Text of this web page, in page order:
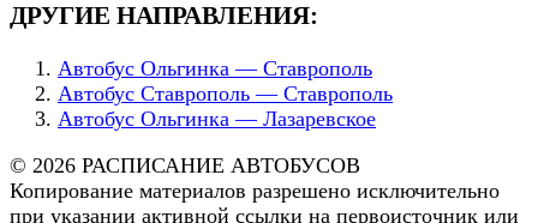
ДРУГИЕ НАПРАВЛЕНИЯ:
Автобус Ольгинка — Ставрополь
Автобус Ставрополь — Ставрополь
Автобус Ольгинка — Лазаревское
© 2026 РАСПИСАНИЕ АВТОБУСОВ
Копирование материалов разрешено исключительно
при указании активной ссылки на первоисточник или